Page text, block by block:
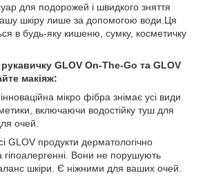
для подорожей і швидкого зняття
шкіру лише за допомогою води.Ця
в будь-яку кишеню, сумку, косметичку
GLOV On-The-Go та GLOV
макіяж:
мікро фібра знімає усі види
включаючи водостійку туш для
очей.
GLOV продукти дерматологічно
гіпоалергенні. Вони не порушують
шкіри. Є ніжними для ваших очей.